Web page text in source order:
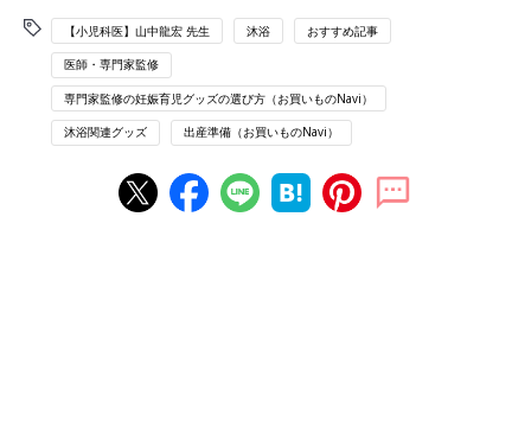
ワンオペおふろも怖くない！お風呂は入る前の準備が
大切
一緒にお風呂に入る時間を、親子の触れあいタイムに
まずはベビーバス選びから！沐浴の場所に合わせて
【小児科医】山中龍宏 先生 沐浴 おすすめ記事
医師・専門家監修
専門家監修の妊娠育児グッズの選び方（お買いものNavi）
沐浴関連グッズ 出産準備（お買いものNavi）